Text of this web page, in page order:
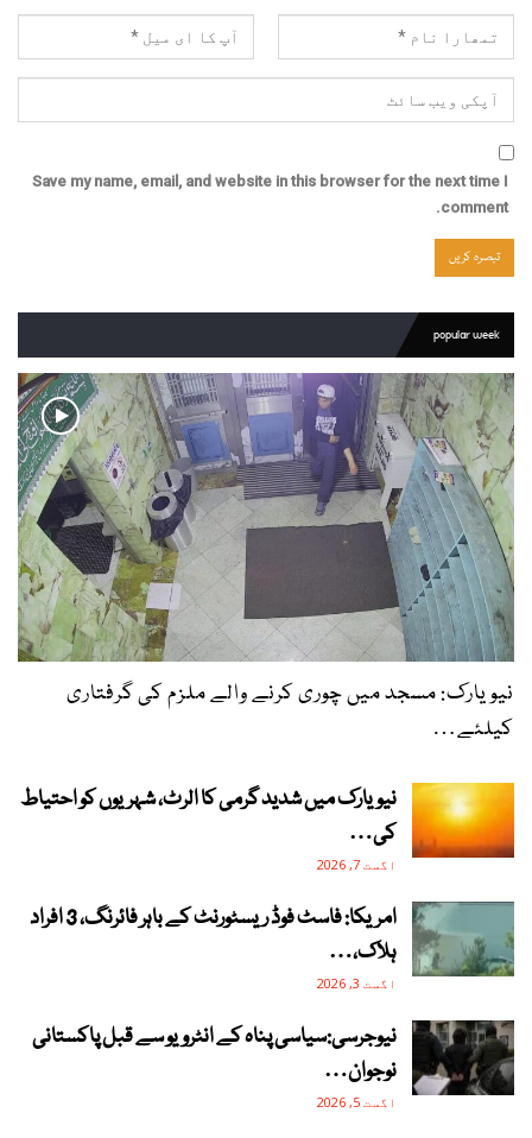
Save my name, email, and website in this browser for the next time I
comment.
popular week
نیویارک: مسجد میں چوری کرنے والے ملزم کی گرفتاری
کیلئے…
نیویارک میں شدید گرمی کا الرٹ، شہریوں کو احتیاط
کی…
اگست 7, 2026
امریکا: فاسٹ فوڈ ریسٹورنٹ کے باہر فائرنگ، 3 افراد
ہلاک،…
اگست 3, 2026
نیوجرسی:سیاسی پناہ کے انٹرویو سے قبل پاکستانی
نوجوان…
اگست 5, 2026